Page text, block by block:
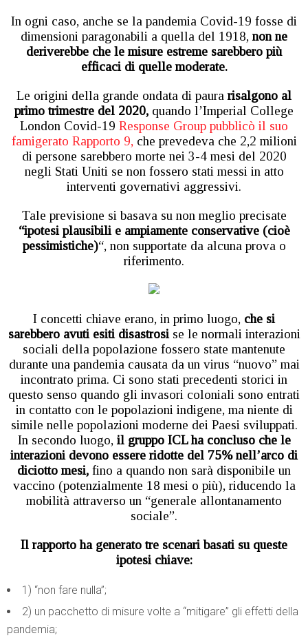
In ogni caso, anche se la pandemia Covid-19 fosse di
dimensioni paragonabili a quella del 1918, non ne
deriverebbe che le misure estreme sarebbero più
efficaci di quelle moderate.
Le origini della grande ondata di paura risalgono al
primo trimestre del 2020, quando l’Imperial College
London Covid-19 Response Group pubblicò il suo
famigerato Rapporto 9, che prevedeva che 2,2 milioni
di persone sarebbero morte nei 3-4 mesi del 2020
negli Stati Uniti se non fossero stati messi in atto
interventi governativi aggressivi.
Tale previsione si basava su non meglio precisate
“ipotesi plausibili e ampiamente conservative (cioè
pessimistiche)“, non supportate da alcuna prova o
riferimento.
I concetti chiave erano, in primo luogo, che si
sarebbero avuti esiti disastrosise le normali interazioni
sociali della popolazione fossero state mantenute
durante una pandemia causata da un virus “nuovo” mai
incontrato prima. Ci sono stati precedenti storici in
questo senso quando gli invasori coloniali sono entrati
in contatto con le popolazioni indigene, ma niente di
simile nelle popolazioni moderne dei Paesi sviluppati.
In secondo luogo, il gruppo ICL ha concluso che le
interazioni devono essere ridotte del 75% nell’arco di
diciotto mesi, fino a quando non sarà disponibile un
vaccino (potenzialmente 18 mesi o più), riducendo la
mobilità attraverso un “generale allontanamento
sociale”.
Il rapporto ha generato tre scenari basati su queste
ipotesi chiave:
1) “non fare nulla”;
2) un pacchetto di misure volte a “mitigare” gli effetti della
pandemia;